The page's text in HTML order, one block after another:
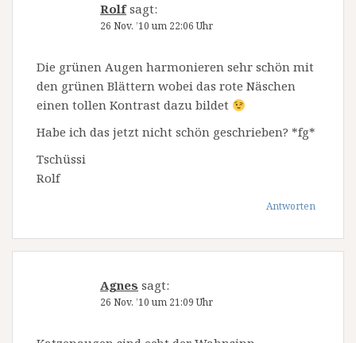
Rolf sagt:
26 Nov. ’10 um 22:06 Uhr
Die grünen Augen harmonieren sehr schön mit
den grünen Blättern wobei das rote Näschen
einen tollen Kontrast dazu bildet
Habe ich das jetzt nicht schön geschrieben? *fg*
Tschüssi
Rolf
Antworten
Agnes sagt:
26 Nov. ’10 um 21:09 Uhr